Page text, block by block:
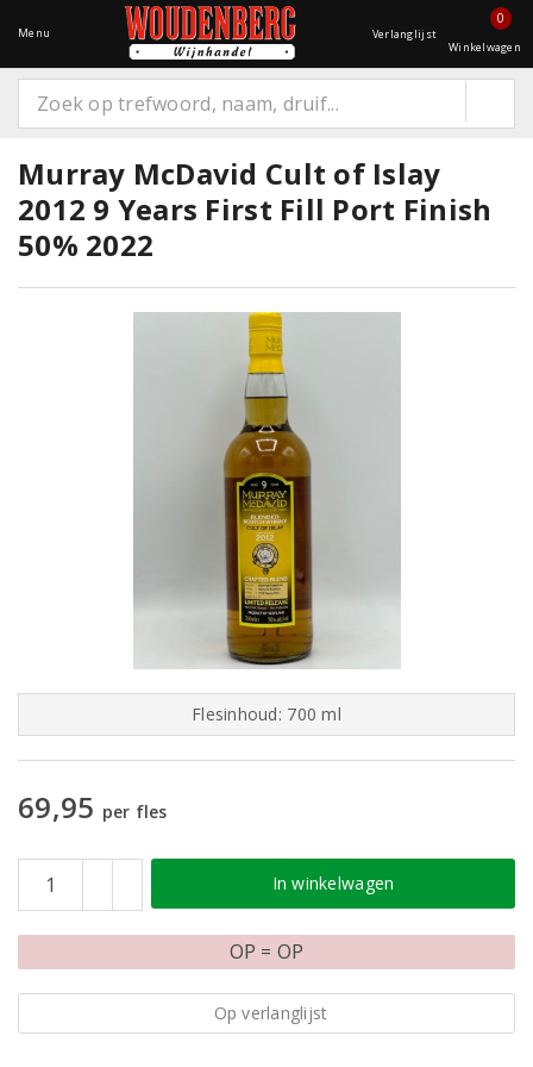
Menu Verlanglijst
0
Winkelwagen
Murray McDavid Cult of Islay
2012 9 Years First Fill Port Finish
50% 2022
Flesinhoud: 700 ml
69,95 per fles
In winkelwagen
OP = OP
Op verlanglijst